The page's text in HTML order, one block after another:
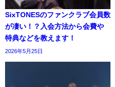
SixTONESのファンクラブ会員数
が凄い！？入会方法から会費や
特典などを教えます！
2026年5月25日